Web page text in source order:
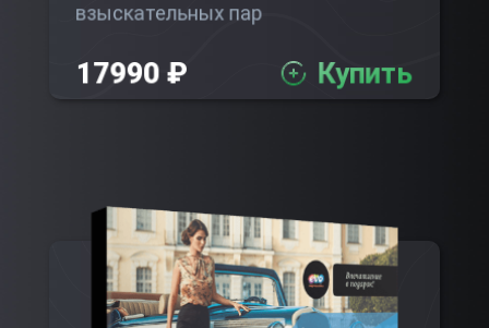
взыскательных пар
17990 ₽ Купить